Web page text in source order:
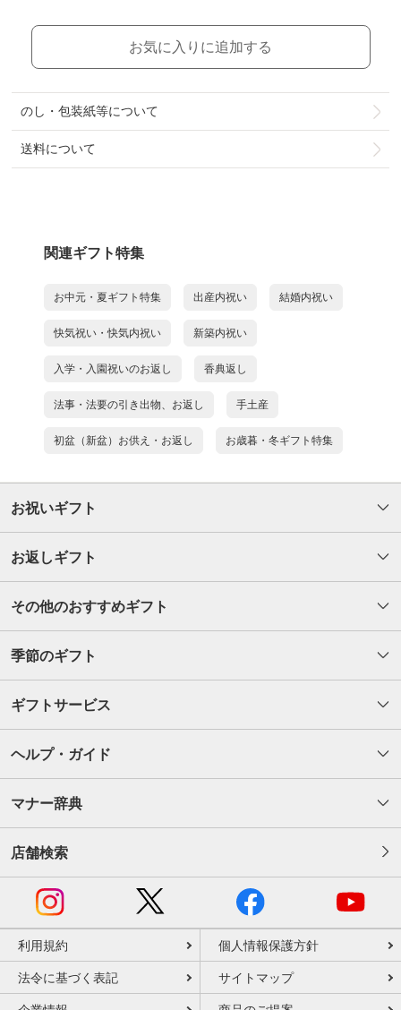
お気に入りに追加する
のし・包装紙等について
送料について
関連ギフト特集
お中元・夏ギフト特集 出産内祝い 結婚内祝い
快気祝い・快気内祝い 新築内祝い
入学・入園祝いのお返し 香典返し
法事・法要の引き出物、お返し 手土産
初盆（新盆）お供え・お返し お歳暮・冬ギフト特集
お祝いギフト
お返しギフト
その他のおすすめギフト
季節のギフト
ギフトサービス
ヘルプ・ガイド
マナー辞典
店舗検索
利用規約 個人情報保護方針
法令に基づく表記 サイトマップ